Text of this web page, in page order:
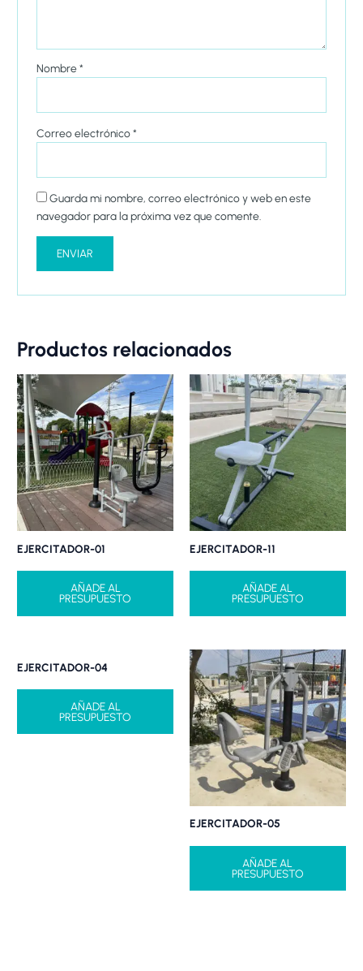
Nombre*
Correo electrónico*
Guarda mi nombre, correo electrónico y web en este
navegador para la próxima vez que comente.
Productos relacionados
EJERCITADOR-01
AÑADE AL
PRESUPUESTO
EJERCITADOR-11
AÑADE AL
PRESUPUESTO
EJERCITADOR-04
AÑADE AL
PRESUPUESTO
EJERCITADOR-05
AÑADE AL
PRESUPUESTO